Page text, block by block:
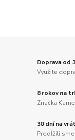
Doprava od
Využite
8 rokov na
Značka
30 dní na
Predĺžili